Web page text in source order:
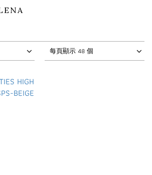
,請先查詢休店日📲
買正價貨品$1200立即成為Maxi VIP
單VIP折扣.#請參閱購物流程#
每頁顯示 48 個